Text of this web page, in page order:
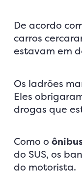
De acordo
carros
estavam em
Os ladrões
Eles
drogas que
Como o
do SUS, os
do motorista.